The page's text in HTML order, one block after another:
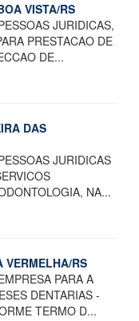
VISTA/RS
JURIDICAS,
PRESTACAO DE
DE...
DAS
JURIDICAS
NA...
VERMELHA/RS
PARA A
DENTARIAS -
TERMO D...